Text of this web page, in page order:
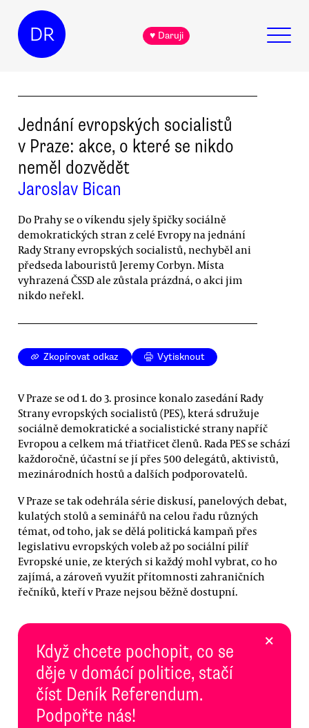
DR ♥ Daruji
Jednání evropských socialistů
v Praze: akce, o které se nikdo
neměl dozvědět
Jaroslav Bican
Do Prahy se o víkendu sjely špičky sociálně
demokratických stran z celé Evropy na jednání
Rady Strany evropských socialistů, nechyběl ani
předseda labouristů Jeremy Corbyn. Místa
vyhrazená ČSSD ale zůstala prázdná, o akci jim
nikdo neřekl.
Zkopírovat odkaz Vytisknout
V Praze se od 1. do 3. prosince konalo zasedání Rady
Strany evropských socialistů (PES), která sdružuje
sociálně demokratické a socialistické strany napříč
Evropou a celkem má třiatřicet členů. Rada PES se schází
každoročně, účastní se jí přes 500 delegátů, aktivistů,
mezinárodních hostů a dalších podporovatelů.
V Praze se tak odehrála série diskusí, panelových debat,
kulatých stolů a seminářů na celou řadu různých
témat, od toho, jak se dělá politická kampaň přes
legislativu evropských voleb až po sociální pilíř
Evropské unie, ze kterých si každý mohl vybrat, co ho
zajímá, a zároveň využít přítomnosti zahraničních
řečníků, kteří v Praze nejsou běžně dostupní.
Když chcete pochopit, co se
děje v domácí politice, stačí
číst Deník Referendum.
Podpořte nás!
×